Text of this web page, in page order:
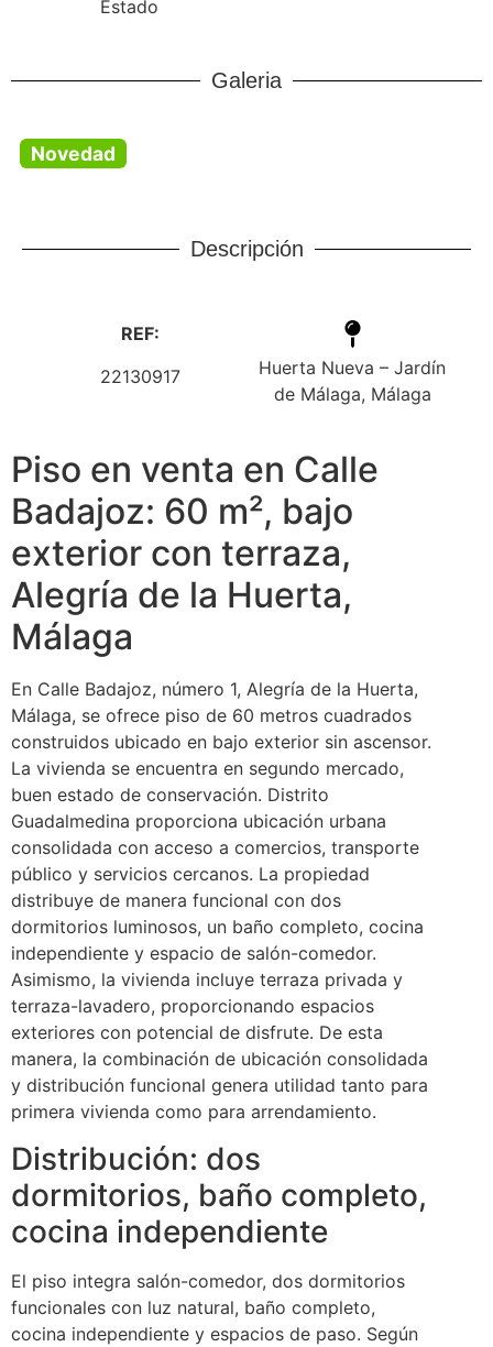
Estado
Galeria
Novedad
Descripción
REF:
22130917
Huerta Nueva – Jardín
de Málaga, Málaga
Piso en venta en Calle
Badajoz: 60 m², bajo
exterior con terraza,
Alegría de la Huerta,
Málaga
En Calle Badajoz, número 1, Alegría de la Huerta,
Málaga, se ofrece piso de 60 metros cuadrados
construidos ubicado en bajo exterior sin ascensor.
La vivienda se encuentra en segundo mercado,
buen estado de conservación. Distrito
Guadalmedina proporciona ubicación urbana
consolidada con acceso a comercios, transporte
público y servicios cercanos. La propiedad
distribuye de manera funcional con dos
dormitorios luminosos, un baño completo, cocina
independiente y espacio de salón-comedor.
Asimismo, la vivienda incluye terraza privada y
terraza-lavadero, proporcionando espacios
exteriores con potencial de disfrute. De esta
manera, la combinación de ubicación consolidada
y distribución funcional genera utilidad tanto para
primera vivienda como para arrendamiento.
Distribución: dos
dormitorios, baño completo,
cocina independiente
El piso integra salón-comedor, dos dormitorios
funcionales con luz natural, baño completo,
cocina independiente y espacios de paso. Según